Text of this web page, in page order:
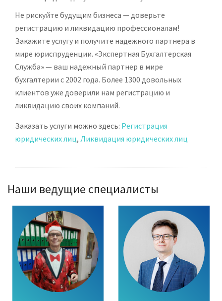
Не рискуйте будущим бизнеса — доверьте
регистрацию и ликвидацию профессионалам!
Закажите услугу и получите надежного партнера в
мире юриспруденции. «Экспертная Бухгалтерская
Служба» — ваш надежный партнер в мире
бухгалтерии с 2002 года. Более 1300 довольных
клиентов уже доверили нам регистрацию и
ликвидацию своих компаний.
Заказать услуги можно здесь: Регистрация
юридических лиц, Ликвидация юридических лиц
Наши ведущие специалисты